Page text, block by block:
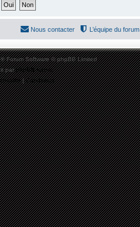
L’équipe du forum
Nous contacter
® Forum Software © phpBB Limited
parphpBB-fr.com
|Conditions